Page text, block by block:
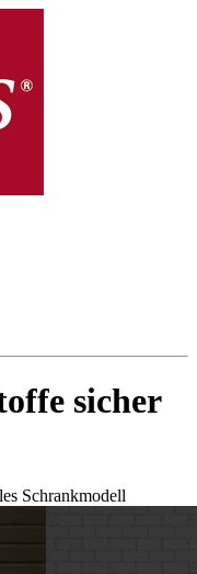
sicher
Schrankmodell